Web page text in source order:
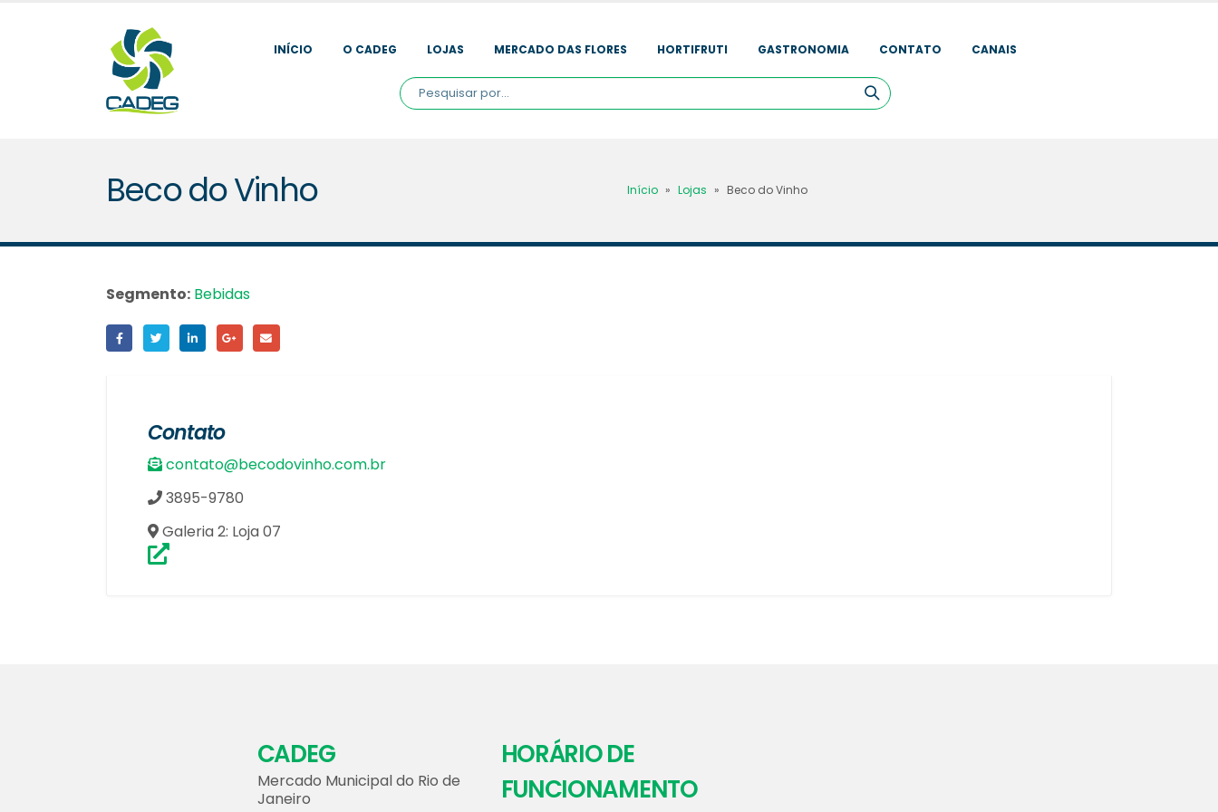
INÍCIO O CADEG LOJAS MERCADO DAS FLORES HORTIFRUTI GASTRONOMIA CONTATO CANAIS
Beco do Vinho Início » Lojas » Beco do Vinho
Segmento: Bebidas
Contato
contato@becodovinho.com.br
3895-9780
Galeria 2: Loja 07
CADEG
Mercado Municipal do Rio de
Janeiro
HORÁRIO DE
FUNCIONAMENTO